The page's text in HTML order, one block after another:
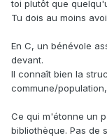
toi plutôt que
Tu dois au moins
En C, un bénévole
devant.
Il connaît bien la
commune/
Ce qui m'étonne un
bibliothèque. Pas de